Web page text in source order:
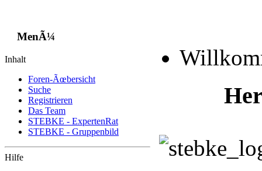
MenÃ¼
Inhalt
Foren-Ãœbersicht
Suche
Registrieren
Das Team
STEBKE - ExpertenRat
STEBKE - Gruppenbild
Hilfe